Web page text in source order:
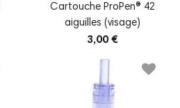
Cartouche ProPen® 42
aiguilles (visage)
3,00 €